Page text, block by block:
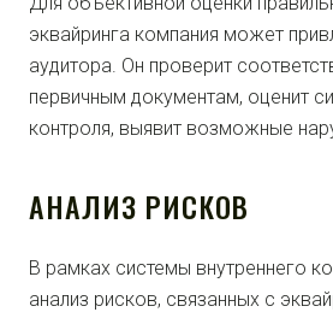
эквайринга компания может
аудитора. Он проверит
первичным документам, оценит
контроля, выявит возможные
АНАЛИЗ РИСКОВ
В рамках системы внутреннего
анализ рисков, связанных с